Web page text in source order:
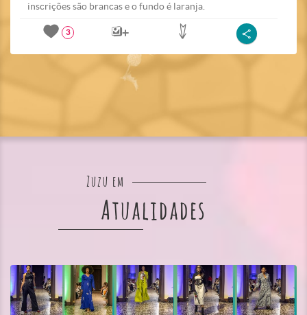
inscrições são brancas e o fundo é laranja.
3
Zuzu em
Atualidades